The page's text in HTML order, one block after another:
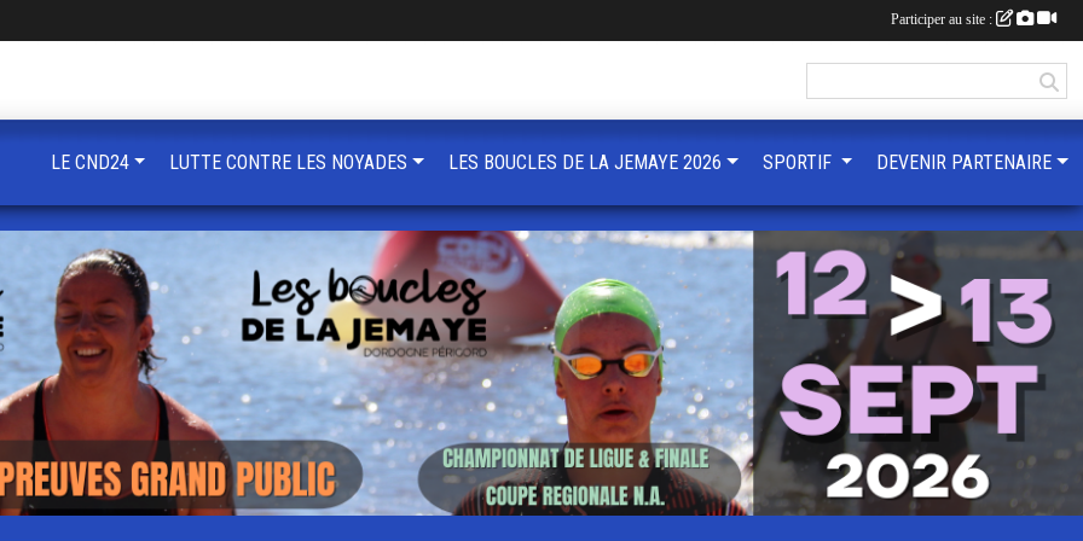
LE CND24 LUTTE CONTRE LES NOYADES LES BOUCLES DE LA JEMAYE 2026 SPORTIF DEVENIR PARTENAIRE
Participer au site :